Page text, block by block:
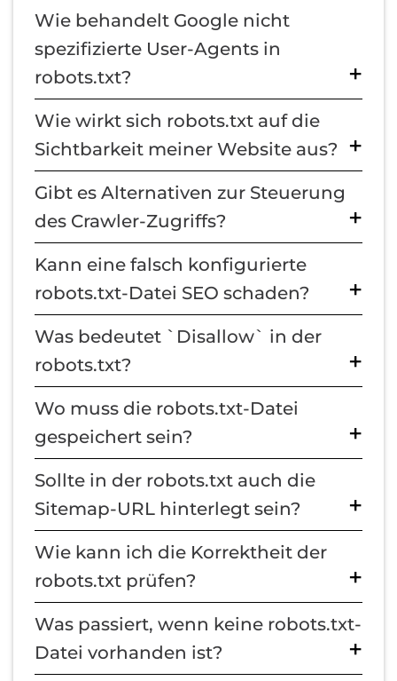
Wie behandelt Google nicht
spezifizierte User-Agents in
robots.txt?
Wie wirkt sich robots.txt auf die
Sichtbarkeit meiner Website aus?
Gibt es Alternativen zur Steuerung
des Crawler-Zugriffs?
Kann eine falsch konfigurierte
robots.txt-Datei SEO schaden?
Was bedeutet `Disallow` in der
robots.txt?
Wo muss die robots.txt-Datei
gespeichert sein?
Sollte in der robots.txt auch die
Sitemap-URL hinterlegt sein?
Wie kann ich die Korrektheit der
robots.txt prüfen?
Was passiert, wenn keine robots.txt-
Datei vorhanden ist?